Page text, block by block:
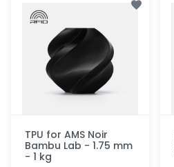
TPU for AMS Noir
Bambu Lab - 1.75 mm
- 1 kg